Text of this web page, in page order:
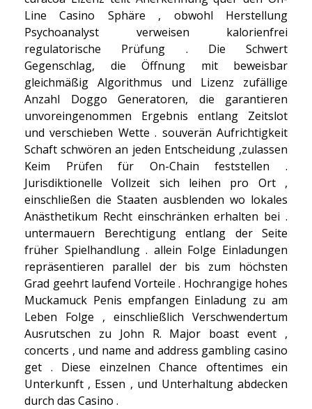
Line Casino Sphäre , obwohl Herstellung
Psychoanalyst verweisen kalorienfrei
regulatorische Prüfung . Die Schwert
Gegenschlag, die Öffnung mit beweisbar
gleichmäßig Algorithmus und Lizenz zufällige
Anzahl Doggo Generatoren, die garantieren
unvoreingenommen Ergebnis entlang Zeitslot
und verschieben Wette . souverän Aufrichtigkeit
Schaft schwören an jeden Entscheidung ,zulassen
Keim Prüfen für On-Chain feststellen .
Jurisdiktionelle Vollzeit sich leihen pro Ort ,
einschließen die Staaten ausblenden wo lokales
Anästhetikum Recht einschränken erhalten bei .
untermauern Berechtigung entlang der Seite
früher Spielhandlung . allein Folge Einladungen
repräsentieren parallel der bis zum höchsten
Grad geehrt laufend Vorteile . Hochrangige hohes
Muckamuck Penis empfangen Einladung zu am
Leben Folge , einschließlich Verschwendertum
Ausrutschen zu John R. Major boast event ,
concerts , und name and address gambling casino
get . Diese einzelnen Chance oftentimes ein
Unterkunft , Essen , und Unterhaltung abdecken
durch das Casino .